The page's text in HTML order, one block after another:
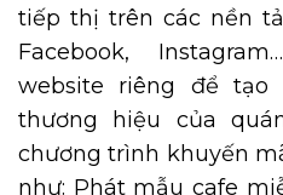
tiếp thị trên các nền
Facebook,
website riêng để
thương hiệu của
chương trình khuyến
như: Phát mẫu cafe